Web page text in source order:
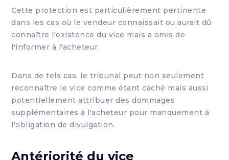
Cette protection est particulièrement pertinente
dans les cas où le vendeur connaissait ou aurait dû
connaître l'existence du vice mais a omis de
l'informer à l'acheteur.
Dans de tels cas, le tribunal peut non seulement
reconnaître le vice comme étant caché mais aussi
potentiellement attribuer des dommages
supplémentaires à l'acheteur pour manquement à
l'obligation de divulgation.
Antériorité du vice